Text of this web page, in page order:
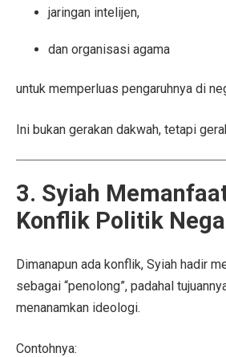
jaringan intelijen,
dan organisasi agama
untuk memperluas pengaruhnya di
Ini bukan gerakan dakwah, tetapi
3. Syiah
Konflik Politik
Dimanapun ada konflik, Syiah hadir
sebagai “penolong”, padahal
menanamkan ideologi.
Contohnya: